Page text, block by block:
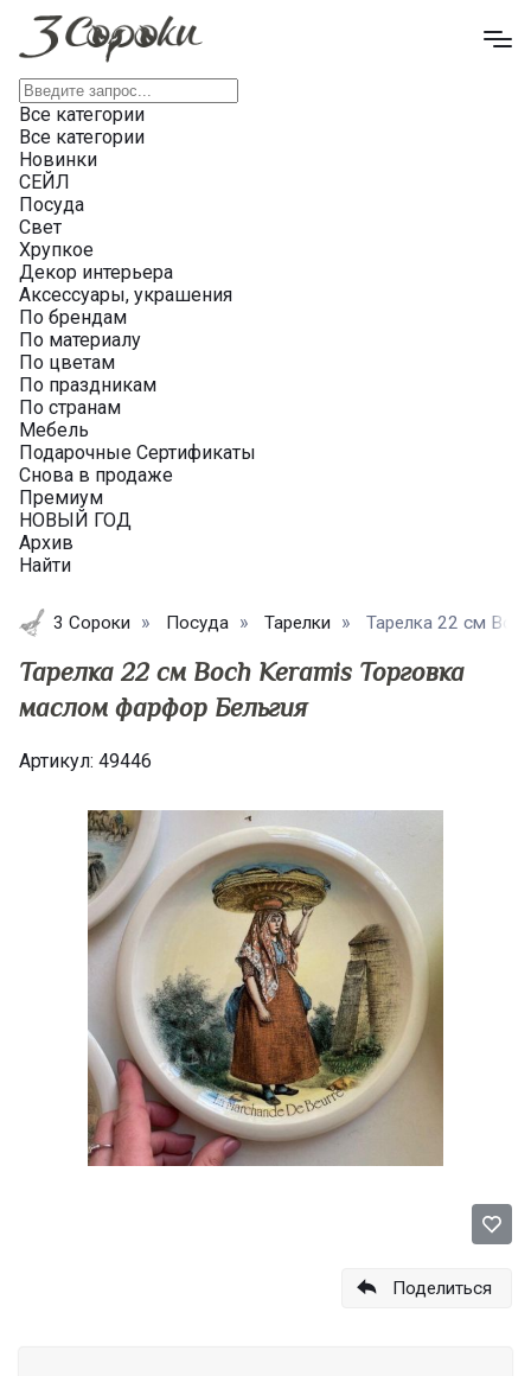
Все категории
Все категории
Новинки
СЕЙЛ
Посуда
Свет
Хрупкое
Декор интерьера
Аксессуары, украшения
По брендам
По материалу
По цветам
По праздникам
По странам
Мебель
Подарочные Сертификаты
Снова в продаже
Премиум
НОВЫЙ ГОД
Архив
Найти
3 Сороки Посуда Тарелки Тарелка 22 см
Тарелка 22 см Boch Keramis Торговка
маслом фарфор Бельгия
Артикул: 49446
Поделиться